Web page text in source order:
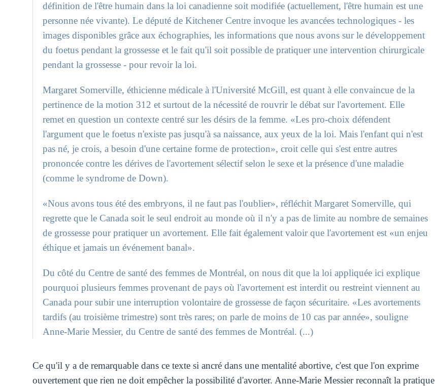
définition de l'être humain dans la loi canadienne soit modifiée (actuellement, l'être humain est une
personne née vivante). Le député de Kitchener Centre invoque les avancées technologiques - les
images disponibles grâce aux échographies, les informations que nous avons sur le développement
du foetus pendant la grossesse et le fait qu'il soit possible de pratiquer une intervention chirurgicale
pendant la grossesse - pour revoir la loi.
Margaret Somerville, éthicienne médicale à l'Université McGill, est quant à elle convaincue de la
pertinence de la motion 312 et surtout de la nécessité de rouvrir le débat sur l'avortement. Elle
remet en question un contexte centré sur les désirs de la femme. «Les pro-choix défendent
l'argument que le foetus n'existe pas jusqu'à sa naissance, aux yeux de la loi. Mais l'enfant qui n'est
pas né, je crois, a besoin d'une certaine forme de protection», croit celle qui s'est entre autres
prononcée contre les dérives de l'avortement sélectif selon le sexe et la présence d'une maladie
(comme le syndrome de Down).
«Nous avons tous été des embryons, il ne faut pas l'oublier», réfléchit Margaret Somerville, qui
regrette que le Canada soit le seul endroit au monde où il n'y a pas de limite au nombre de semaines
de grossesse pour pratiquer un avortement. Elle fait également valoir que l'avortement est «un enjeu
éthique et jamais un événement banal».
Du côté du Centre de santé des femmes de Montréal, on nous dit que la loi appliquée ici explique
pourquoi plusieurs femmes provenant de pays où l'avortement est interdit ou restreint viennent au
Canada pour subir une interruption volontaire de grossesse de façon sécuritaire. «Les avortements
tardifs (au troisième trimestre) sont très rares; on parle de moins de 10 cas par année», souligne
Anne-Marie Messier, du Centre de santé des femmes de Montréal. (...)
Ce qu'il y a de remarquable dans ce texte si ancré dans une mentalité abortive, c'est que l'on exprime
ouvertement que rien ne doit empêcher la possibilité d'avorter. Anne-Marie Messier reconnaît la pratique